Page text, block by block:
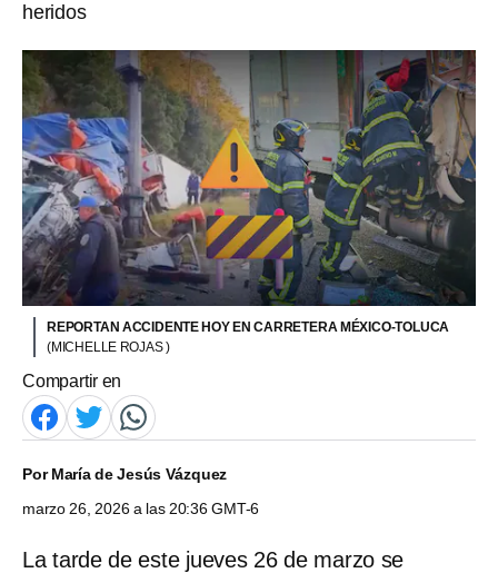
heridos
REPORTAN ACCIDENTE HOY EN CARRETERA MÉXICO-TOLUCA
(MICHELLE ROJAS )
Compartir en
PorMaría de Jesús Vázquez
marzo 26, 2026 a las 20:36 GMT-6
La tarde de este jueves 26 de marzo se